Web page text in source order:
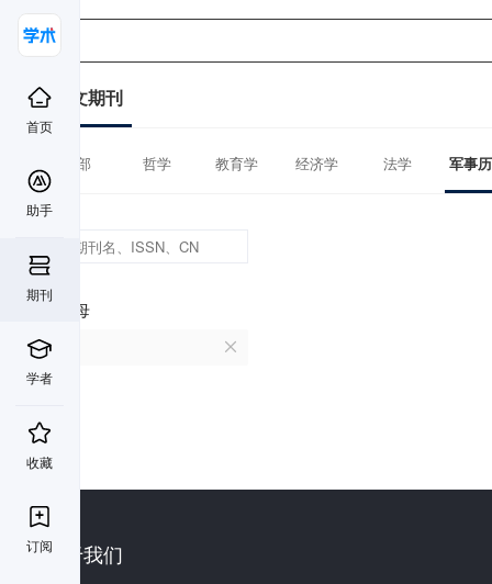
首页
助手
期刊
学者
收藏
订阅
中文期刊
全部 哲学 教育学 经济学 法学 军事
首字母
D
关于我们